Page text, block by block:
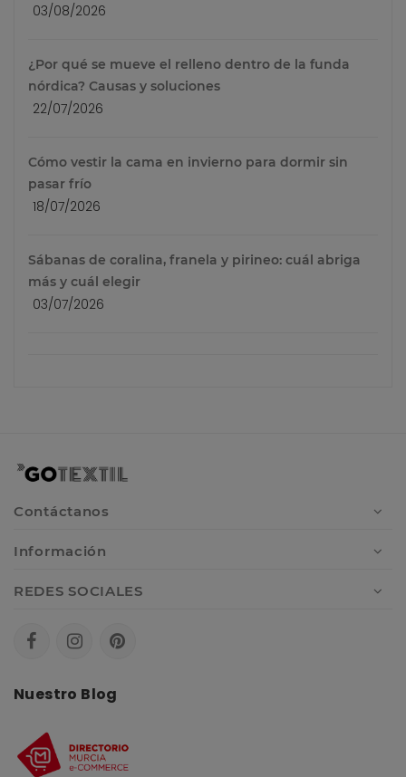
03/08/2026
¿Por qué se mueve el relleno dentro de la funda
nórdica? Causas y soluciones
22/07/2026
Cómo vestir la cama en invierno para dormir sin
pasar frío
18/07/2026
Sábanas de coralina, franela y pirineo: cuál abriga
más y cuál elegir
03/07/2026
Contáctanos
Información
REDES SOCIALES
Nuestro Blog